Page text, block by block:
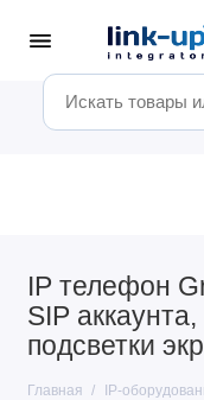
IP телефон
SIP
подсветки
Главная IP-